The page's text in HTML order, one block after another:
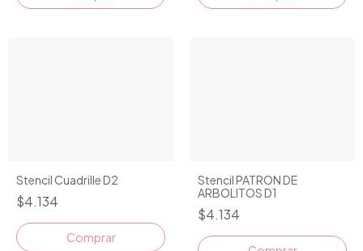
Stencil Cuadrille D2
$4.134
Stencil PATRON DE
ARBOLITOS D1
$4.134